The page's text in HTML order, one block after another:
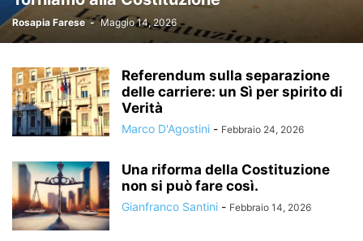
Rosapia Farese - Maggio 14, 2026
Referendum sulla separazione
delle carriere: un Sì per spirito di
Verità
Marco D'Agostini - Febbraio 24, 2026
Una riforma della Costituzione
non si può fare così.
Gianfranco Santini - Febbraio 14, 2026